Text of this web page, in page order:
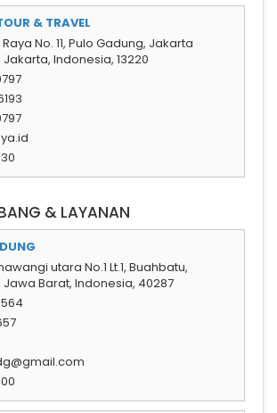
& TRAVEL
No. 11, Pulo Gadung, Jakarta
Jakarta, Indonesia, 13220
& LAYANAN
utara No.1 Lt.1, Buahbatu,
Jawa Barat, Indonesia, 40287